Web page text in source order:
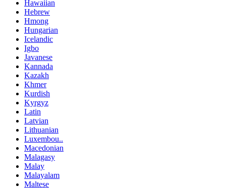
Hawaiian
Hebrew
Hmong
Hungarian
Icelandic
Igbo
Javanese
Kannada
Kazakh
Khmer
Kurdish
Kyrgyz
Latin
Latvian
Lithuanian
Luxembou..
Macedonian
Malagasy
Malay
Malayalam
Maltese